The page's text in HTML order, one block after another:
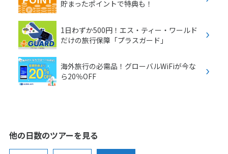
貯まったポイントで特典も！
1日わずか500円！エス・ティー・ワールド
だけの旅行保障「プラスガード」
海外旅行の必需品！グローバルWiFiが今な
ら20％OFF
他の日数のツアーを見る